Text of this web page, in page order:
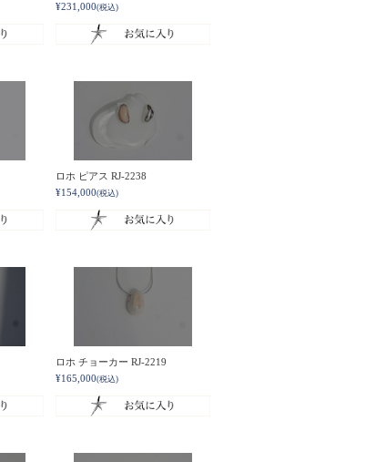
¥231,000(税込)
ロホ ピアス RJ-2238
¥154,000(税込)
ロホ チョーカー RJ-2219
¥165,000(税込)